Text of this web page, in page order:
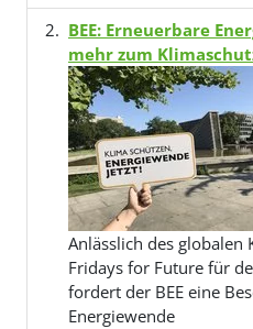
BEE: Erneuerbare
mehr zum
Anlässlich des globalen
Fridays for Future für
fordert der BEE eine
Energiewende